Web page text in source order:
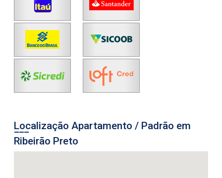
Localização Apartamento / Padrão em
Ribeirão Preto